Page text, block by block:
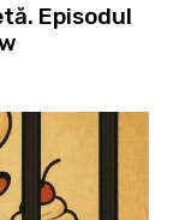
Episodul